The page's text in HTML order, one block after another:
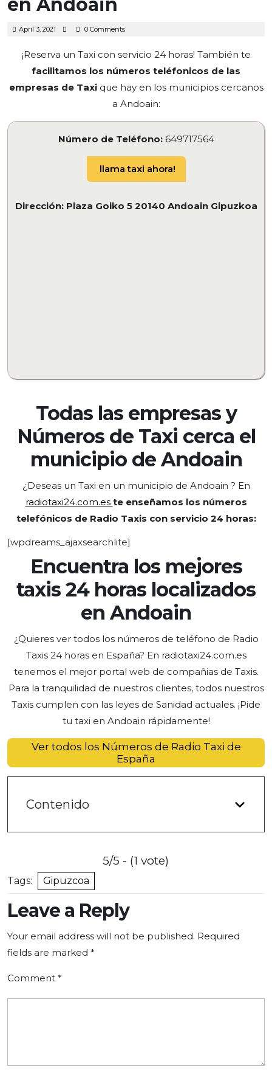
en Andoain
April 3, 2021 April
0 Comments
¡Reserva un Taxi con servicio 24 horas! También te
facilitamos los números teléfonicos de las
empresas de Taxi que hay en los municipios cercanos
a Andoain:
Número de Teléfono:649717564
llama taxi ahora!
Dirección: Plaza Goiko 5 20140 Andoain Gipuzkoa
Todas las empresas y
Números de Taxi cerca el
municipio de Andoain
¿Deseas un Taxi en un municipio de Andoain ? En
radiotaxi24.com.es te enseñamos los números
telefónicos de Radio Taxis con servicio 24 horas:
[wpdreams_ajaxsearchlite]
Encuentra los mejores
taxis 24 horas localizados
en Andoain
¿Quieres ver todos los números de teléfono de Radio
Taxis 24 horas en España? En radiotaxi24.com.es
tenemos el mejor portal web de compañias de Taxis.
Para la tranquilidad de nuestros clientes, todos nuestros
Taxis cumplen con las leyes de Sanidad actuales. ¡Pide
tu taxi en Andoain rápidamente!
Ver todos los Números de Radio Taxi de
España
Contenido
5/5 - (1 vote)
Tags: Gipuzcoa
Leave a Reply
Your email address will not be published. Required
fields are marked *
Comment *